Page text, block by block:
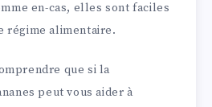
en-cas, elles sont faciles
régime alimentaire.
que si la
peut vous aider à